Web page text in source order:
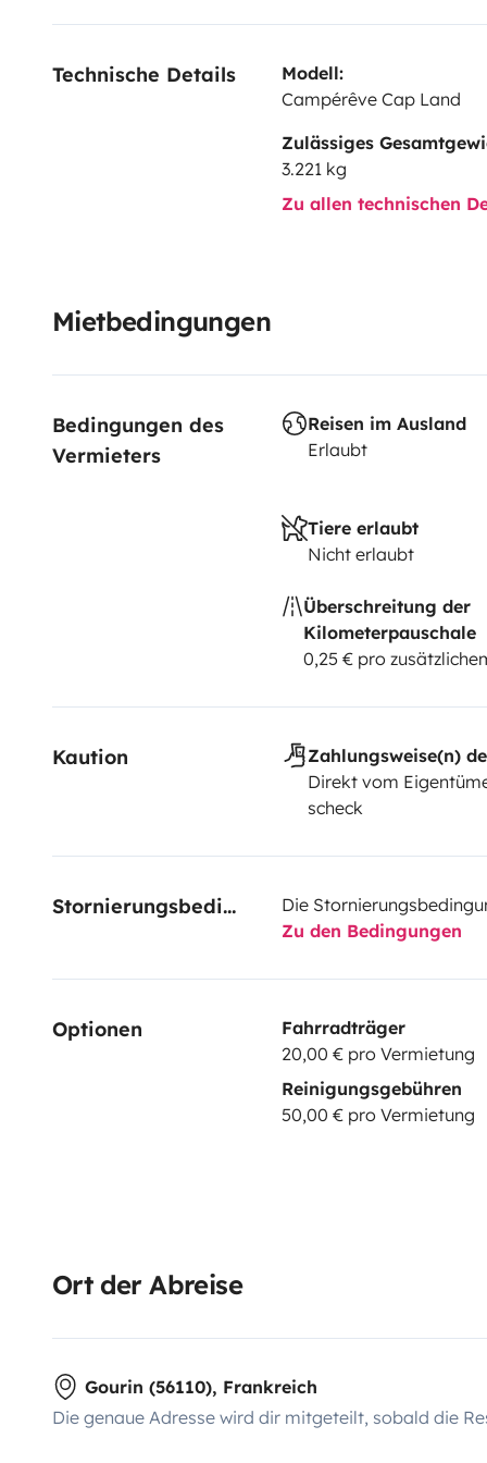
Technische Details
Modell:
Campérêve Cap Land
Zulässiges
3.221 kg
Zu allen technischen
Mietbedingungen
Bedingungen des
Vermieters
Reisen im Ausland
Erlaubt
Tiere erlaubt
Nicht erlaubt
Überschreitung der
Kilometerpauschale
0,25 € pro
Kaution
Zahlungsweise(n)
Direkt vom
scheck
Stornierungsbedingungen
Die
Zu den Bedingungen
Optionen
Fahrradträger
20,00 € pro Vermietung
Reinigungsgebühren
50,00 € pro Vermietung
Ort der Abreise
Gourin (56110), Frankreich
Die genaue Adresse wird dir mitgeteilt, sobald die